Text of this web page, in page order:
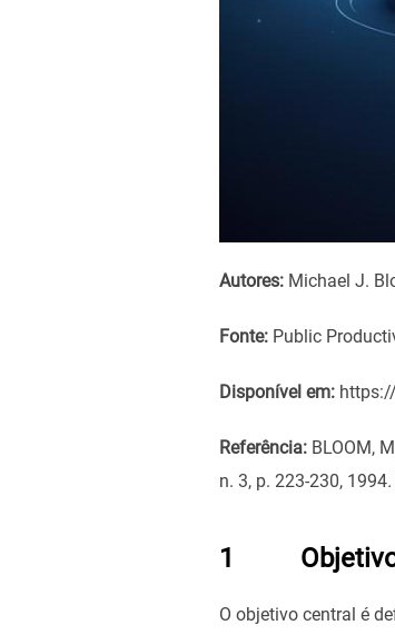
Autores: Michael J.
Fonte: Public
Disponível em:
Referência: BLOOM,
n. 3, p. 223-230, 1994.
1 Objetivos
O objetivo central é